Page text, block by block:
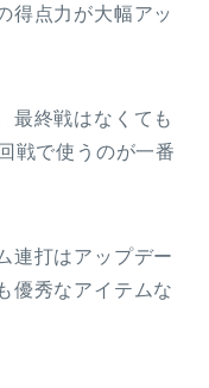
得点力が大幅アッ
最終戦はなくても
戦で使うのが一番
連打はアップデー
優秀なアイテムな